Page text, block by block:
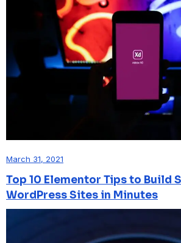
March 31, 2021
Top 10 Elementor Tips to Build
WordPress Sites in Minutes